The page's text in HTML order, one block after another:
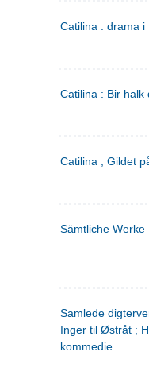
Catilina : drama i
Catilina : Bir halk
Catilina ; Gildet
Sämtliche Werke
Samlede
Inger til Østråt ;
kommedie